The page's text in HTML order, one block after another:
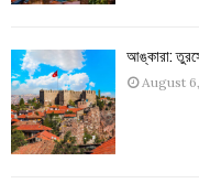
আঙ্কারা:
August